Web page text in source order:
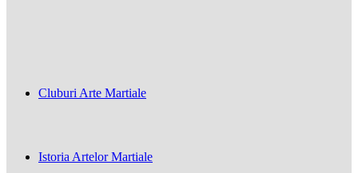
Cluburi Arte Martiale
Istoria Artelor Martiale